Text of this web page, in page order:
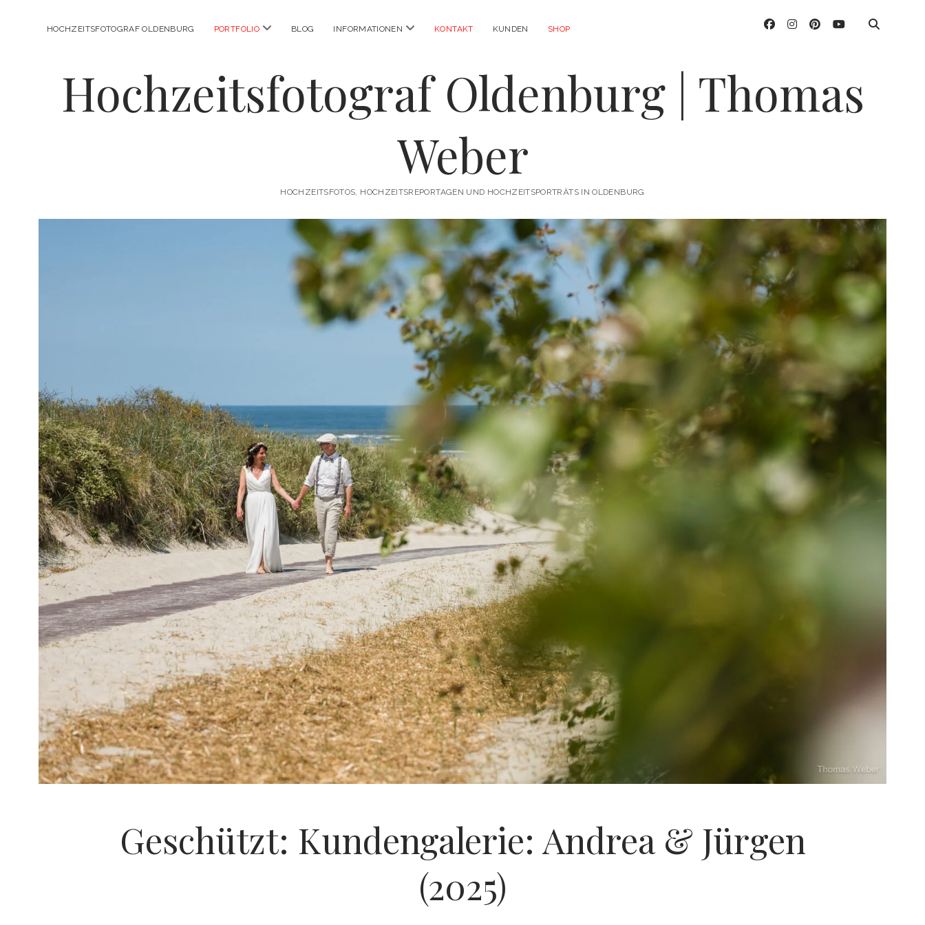
HOCHZEITSFOTOGRAF OLDENBURG PORTFOLIO Menü
BLOG INFORMATIONEN Menü
KONTAKT KUNDEN SHOP facebookinstagram
pinterestyoutube
Hochzeitsfotograf Oldenburg | Thomas
Weber
HOCHZEITSFOTOS, HOCHZEITSREPORTAGEN UND HOCHZEITSPORTRÄTS IN OLDENBURG
Geschützt: Kundengalerie: Andrea & Jürgen
(2025)